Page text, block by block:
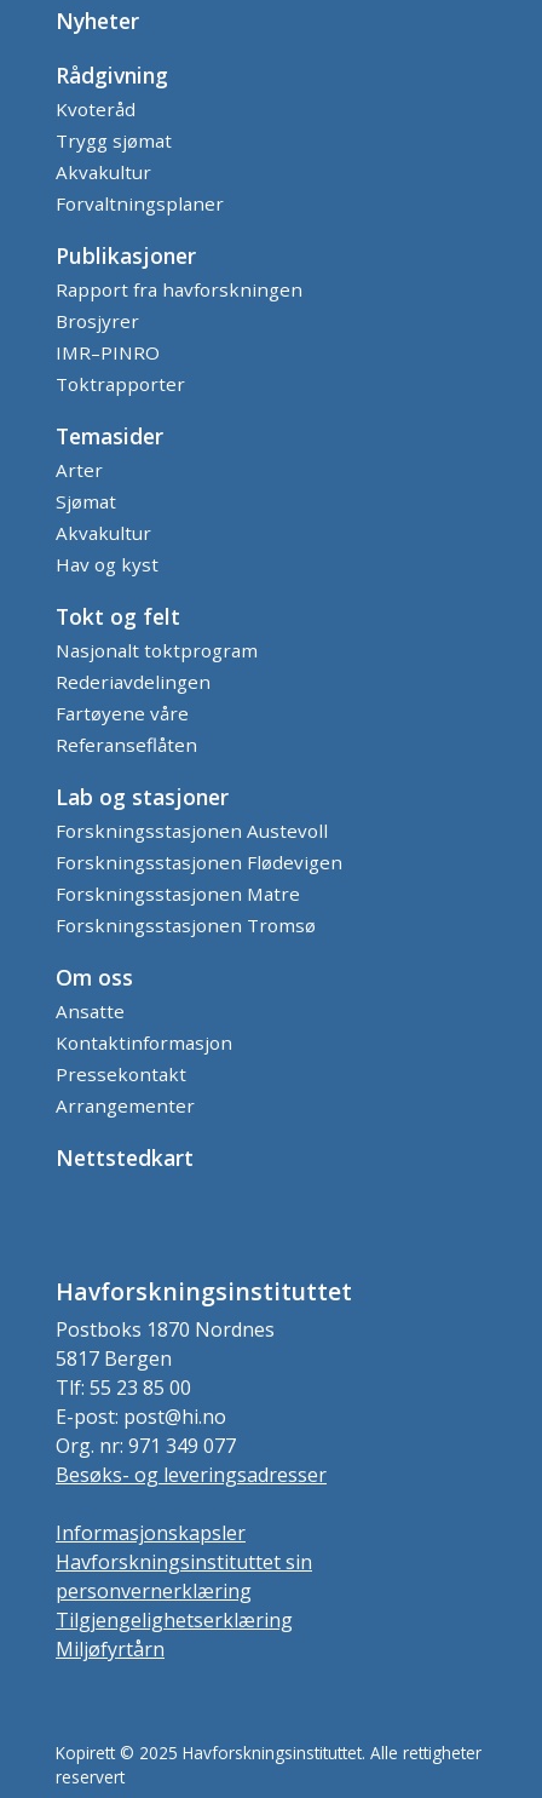
Nyheter
Rådgivning
Kvoteråd
Trygg sjømat
Akvakultur
Forvaltningsplaner
Publikasjoner
Rapport fra havforskningen
Brosjyrer
IMR–PINRO
Toktrapporter
Temasider
Arter
Sjømat
Akvakultur
Hav og kyst
Tokt og felt
Nasjonalt toktprogram
Rederiavdelingen
Fartøyene våre
Referanseflåten
Lab og stasjoner
Forskningsstasjonen Austevoll
Forskningsstasjonen Flødevigen
Forskningsstasjonen Matre
Forskningsstasjonen Tromsø
Om oss
Ansatte
Kontaktinformasjon
Pressekontakt
Arrangementer
Nettstedkart
Havforskningsinstituttet
Postboks 1870 Nordnes
5817 Bergen
Tlf: 55 23 85 00
E-post: post@hi.no
Org. nr: 971 349 077
Besøks- og leveringsadresser
Informasjonskapsler
Havforskningsinstituttet sin
personvernerklæring
Tilgjengelighetserklæring
Miljøfyrtårn
Kopirett © 2025 Havforskningsinstituttet. Alle rettigheter
reservert